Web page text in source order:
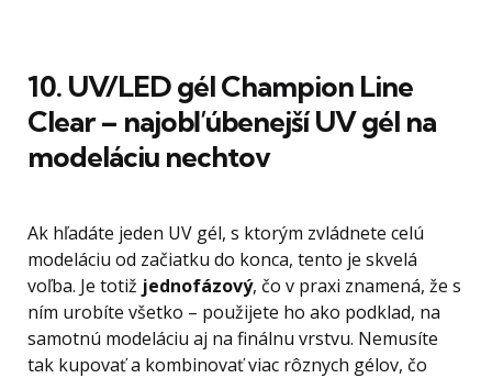
10. UV/LED gél Champion Line
Clear – najobľúbenejší UV gél na
modeláciu nechtov
Ak hľadáte jeden UV gél, s ktorým zvládnete celú
modeláciu od začiatku do konca, tento je skvelá
voľba. Je totiž jednofázový, čo v praxi znamená, že s
ním urobíte všetko – použijete ho ako podklad, na
samotnú modeláciu aj na finálnu vrstvu. Nemusíte
tak kupovať a kombinovať viac rôznych gélov, čo